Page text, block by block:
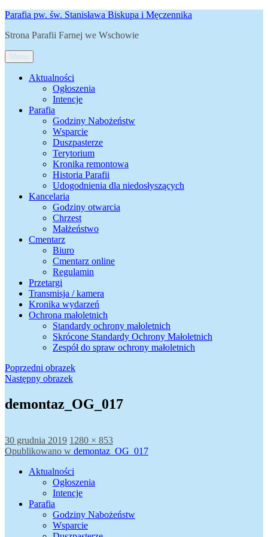
Przejdź
treści
Parafia pw. św. Stanisława Biskupa i Męczennika
Strona Parafii Farnej we Wschowie
Menu
Aktualności
Ogłoszenia
Intencje
Parafia
Godziny Nabożeństw
Wsparcie
Duszpasterze
Terytorium
Kronika remontowa
Historia Parafii
Udogodnienia dla niedosłyszących
Kancelaria
Godziny otwarcia
Chrzest
Małżeństwo
Cmentarz
Biuro
Cmentarz online
Regulamin
Przetargi
Transmisja / kamera
Kronika wydarzeń
Ochrona małoletnich
Standardy ochrony małoletnich
Skrócone Standardy Ochrony Małoletnich
Zespół do spraw ochrony małoletnich
Poprzedni obrazek
Następny obrazek
demontaz_OG_017
Data
publikacji
30 grudnia 2019 Pełny
rozmiar
1280 × 853
Nawigacja
wpisu
Opublikowano w demontaz_OG_017
Aktualności
Ogłoszenia
Intencje
Parafia
Godziny Nabożeństw
Wsparcie